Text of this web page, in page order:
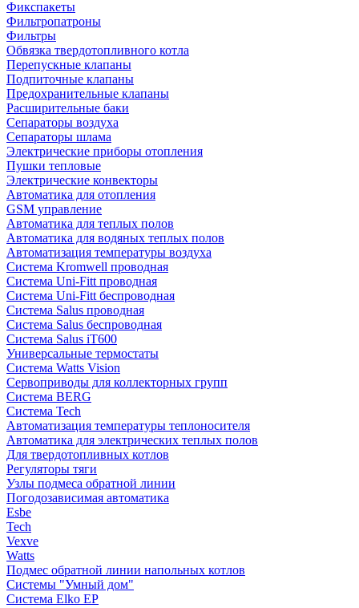
Фикспакеты
Фильтропатроны
Фильтры
Обвязка твердотопливного котла
Перепускные клапаны
Подпиточные клапаны
Предохранительные клапаны
Расширительные баки
Сепараторы воздуха
Сепараторы шлама
Электрические приборы отопления
Пушки тепловые
Электрические конвекторы
Автоматика для отопления
GSM управление
Автоматика для теплых полов
Автоматика для водяных теплых полов
Автоматизация температуры воздуха
Система Kromwell проводная
Система Uni-Fitt проводная
Система Uni-Fitt беспроводная
Система Salus проводная
Система Salus беспроводная
Система Salus iT600
Универсальные термостаты
Система Watts Vision
Сервоприводы для коллекторных групп
Система BERG
Система Tech
Автоматизация температуры теплоносителя
Автоматика для электрических теплых полов
Для твердотопливных котлов
Регуляторы тяги
Узлы подмеса обратной линии
Погодозависимая автоматика
Esbe
Tech
Vexve
Watts
Подмес обратной линии напольных котлов
Системы "Умный дом"
Система Elko EP